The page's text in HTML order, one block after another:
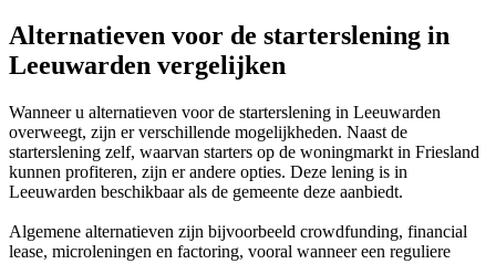
Alternatieven voor de starterslening in
Leeuwarden vergelijken
Wanneer u alternatieven voor de starterslening in Leeuwarden
overweegt, zijn er verschillende mogelijkheden. Naast de
starterslening zelf, waarvan starters op de woningmarkt in Friesland
kunnen profiteren, zijn er andere opties. Deze lening is in
Leeuwarden beschikbaar als de gemeente deze aanbiedt.
Algemene alternatieven zijn bijvoorbeeld crowdfunding, financial
lease, microleningen en factoring, vooral wanneer een reguliere